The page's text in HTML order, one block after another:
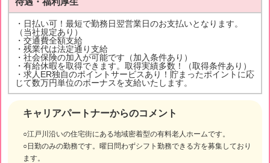
キャリアパートナーからのコメント
○江戸川沿いの住宅街にある地域密着型の有料老人ホームです。
○日勤のみの勤務です。曜日問わずシフト勤務できる方を募集しており
ます。
・日払い可！最短で勤務日翌営業日のお支払いとなります。
（当社規定あり）
・交通費全額支給
・残業代は法定通り支給
・社会保険の加入が可能です（加入条件あり）
・有給休暇を取得できます。取得実績多数！（取得条件あり）
・求人ER独自のポイントサービスあり！貯まったポイントに応
じて数万円単位のボーナスを支給いたします。